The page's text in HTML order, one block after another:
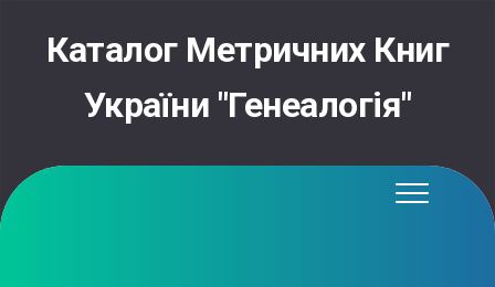
contentКаталог Метричних Книг
України "Генеалогія"